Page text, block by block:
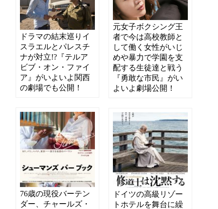
元女子ボクシング王
者で今は高校教師と
して働く女性がいじ
めや暴力で学園を支
配する生徒達と戦う
『勇敢な市民』がい
よいよ劇場公開！
ドラマの結末巡りイ
スラエルとパレスチ
ナが対立!?『テルア
ビブ・オン・ファイ
ア』がいよいよ関西
の劇場でも公開！
76歳の現役バーテン
ダー、チャールズ・
ドイツの高級リゾー
トホテルを舞台に繰